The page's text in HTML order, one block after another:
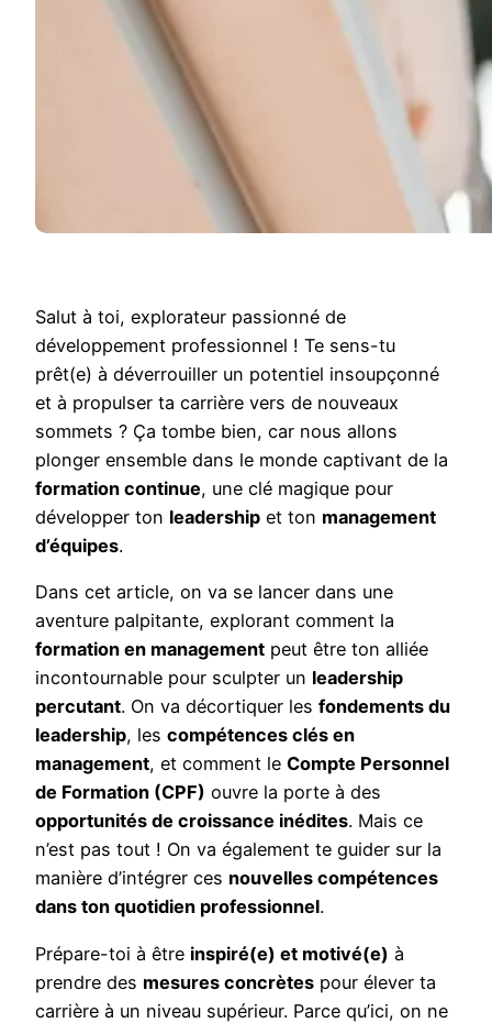
Salut à toi, explorateur passionné de
développement professionnel ! Te sens-tu
prêt(e) à déverrouiller un potentiel insoupçonné
et à propulser ta carrière vers de nouveaux
sommets ? Ça tombe bien, car nous allons
plonger ensemble dans le monde captivant de la
formation continue, une clé magique pour
développer ton leadership et ton management
d’équipes.
Dans cet article, on va se lancer dans une
aventure palpitante, explorant comment la
formation en management peut être ton alliée
incontournable pour sculpter un leadership
percutant. On va décortiquer les fondements du
leadership, les compétences clés en
management, et comment le Compte Personnel
de Formation (CPF) ouvre la porte à des
opportunités de croissance inédites. Mais ce
n’est pas tout ! On va également te guider sur la
manière d’intégrer ces nouvelles compétences
dans ton quotidien professionnel.
Prépare-toi à être inspiré(e) et motivé(e) à
prendre des mesures concrètes pour élever ta
carrière à un niveau supérieur. Parce qu’ici, on ne